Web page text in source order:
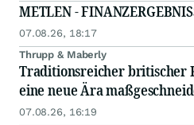
METLEN -
07.08.26, 18:17
Thrupp & Maberly
Traditionsreicher britischer
eine neue Ära
07.08.26, 16:19